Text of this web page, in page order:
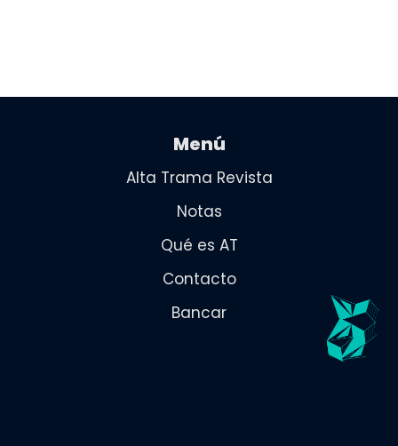
Menú
Alta Trama Revista
Notas
Qué es AT
Contacto
Bancar